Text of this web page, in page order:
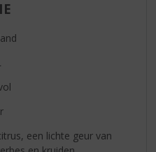
een lichte geur van